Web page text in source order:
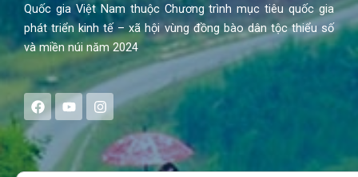
Quốc gia Việt Nam thuộc Chương trình mục tiêu quốc gia
phát triển kinh tế – xã hội vùng đồng bào dân tộc thiểu số
và miền núi năm 2024
F
a
e
b
o
Y
o
t
u
b
I
n
s
a
g